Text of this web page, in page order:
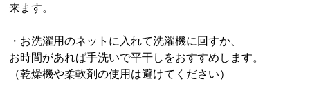
来ます。
・お洗濯用のネットに入れて洗濯機に回すか、
お時間があれば手洗いで平干しをおすすめします。
（乾燥機や柔軟剤の使用は避けてください）